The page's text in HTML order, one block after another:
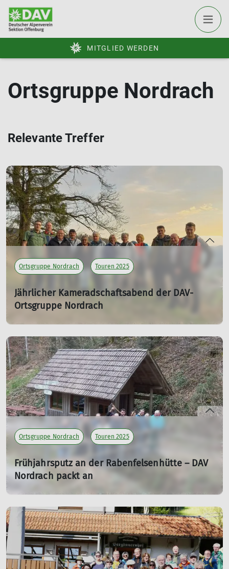
MITGLIED WERDEN
Ortsgruppe Nordrach
Relevante Treffer
Ortsgruppe Nordrach Touren 2025
Jährlicher Kameradschaftsabend der DAV-
Ortsgruppe Nordrach
mehr erfahren
Ortsgruppe Nordrach Touren 2025
Frühjahrsputz an der Rabenfelsenhütte – DAV
Nordrach packt an
15.03.2025
mehr erfahren